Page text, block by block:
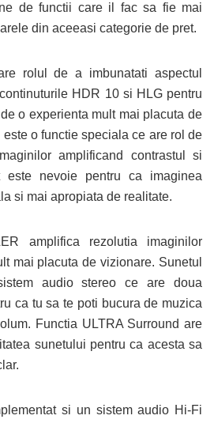
de functii care il fac sa fie mai
din aceeasi categorie de pret.
rolul de a imbunatati aspectul
HDR 10 si HLG pentru
o experienta mult mai placuta de
o functie speciala ce are rol de
amplificand contrastul si
este nevoie pentru ca imaginea
si mai apropiata de realitate.
amplifica rezolutia imaginilor
mai placuta de vizionare. Sunetul
audio stereo ce are doua
ca tu sa te poti bucura de muzica
Functia ULTRA Surround are
sunetului pentru ca acesta sa
si un sistem audio Hi-Fi